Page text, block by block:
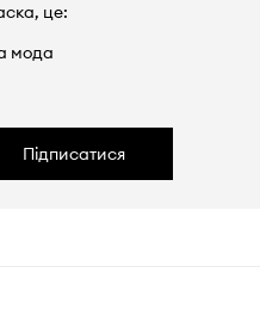
це:
мода
Підписатися